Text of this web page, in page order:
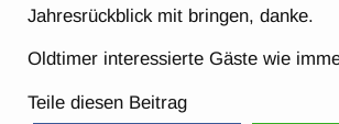
Jahresrückblick mit bringen, danke.
Oldtimer interessierte Gäste wie
Teile diesen Beitrag